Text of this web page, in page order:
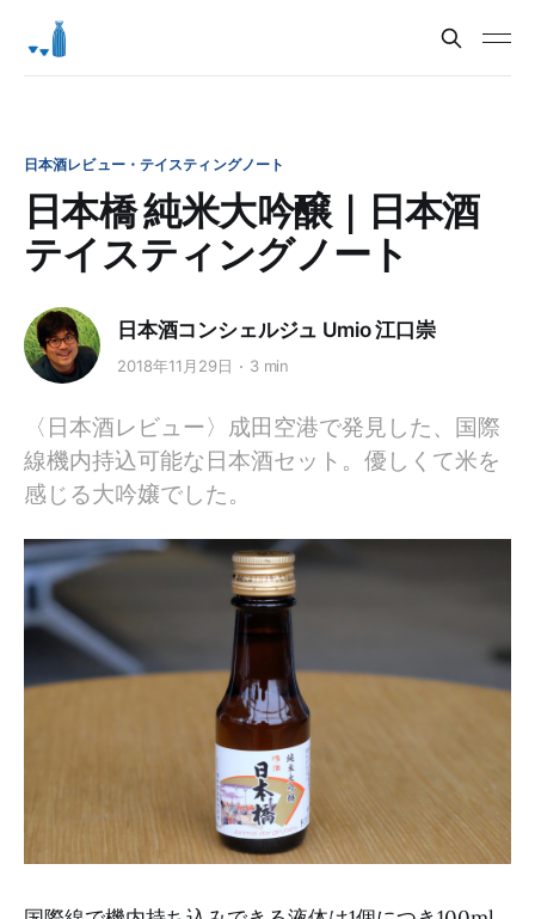
日本酒レビュー・テイスティングノート
日本橋 純米大吟醸｜日本酒
テイスティングノート
日本酒コンシェルジュ Umio 江口崇
2018年11月29日 3 min
〈日本酒レビュー〉成田空港で発見した、国際
線機内持込可能な日本酒セット。優しくて米を
感じる大吟嬢でした。